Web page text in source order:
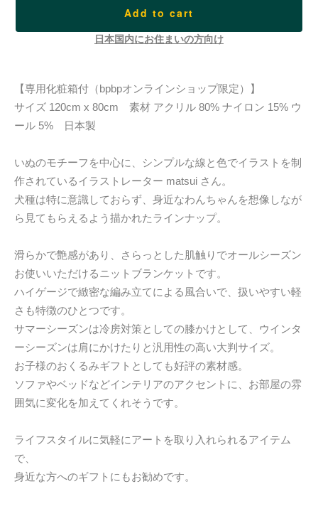
Add to cart
日本国内にお住まいの方向け
【専用化粧箱付（bpbpオンラインショップ限定）】
サイズ 120cm x 80cm 素材 アクリル 80% ナイロン 15% ウ
ール 5% 日本製
いぬのモチーフを中心に、シンプルな線と色でイラストを制
作されているイラストレーター matsui さん。
犬種は特に意識しておらず、身近なわんちゃんを想像しなが
ら見てもらえるよう描かれたラインナップ。
滑らかで艶感があり、さらっとした肌触りでオールシーズン
お使いいただけるニットブランケットです。
ハイゲージで緻密な編み立てによる風合いで、扱いやすい軽
さも特徴のひとつです。
サマーシーズンは冷房対策としての膝かけとして、ウインタ
ーシーズンは肩にかけたりと汎用性の高い大判サイズ。
お子様のおくるみギフトとしても好評の素材感。
ソファやベッドなどインテリアのアクセントに、お部屋の雰
囲気に変化を加えてくれそうです。
ライフスタイルに気軽にアートを取り入れられるアイテム
で、
身近な方へのギフトにもお勧めです。